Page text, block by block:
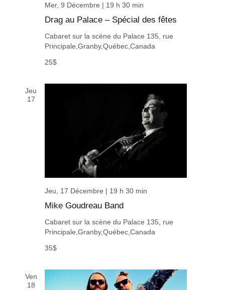
Drag au Palace – Spécial des fêtes
Mer, 9 Décembre | 19 h 30 min
Cabaret sur la scène du Palace 135, rue
Principale,Granby,Québec,Canada
25$
Jeu
17
Mike Goudreau Band
Jeu, 17 Décembre | 19 h 30 min
Cabaret sur la scène du Palace 135, rue
Principale,Granby,Québec,Canada
35$
Ven
18